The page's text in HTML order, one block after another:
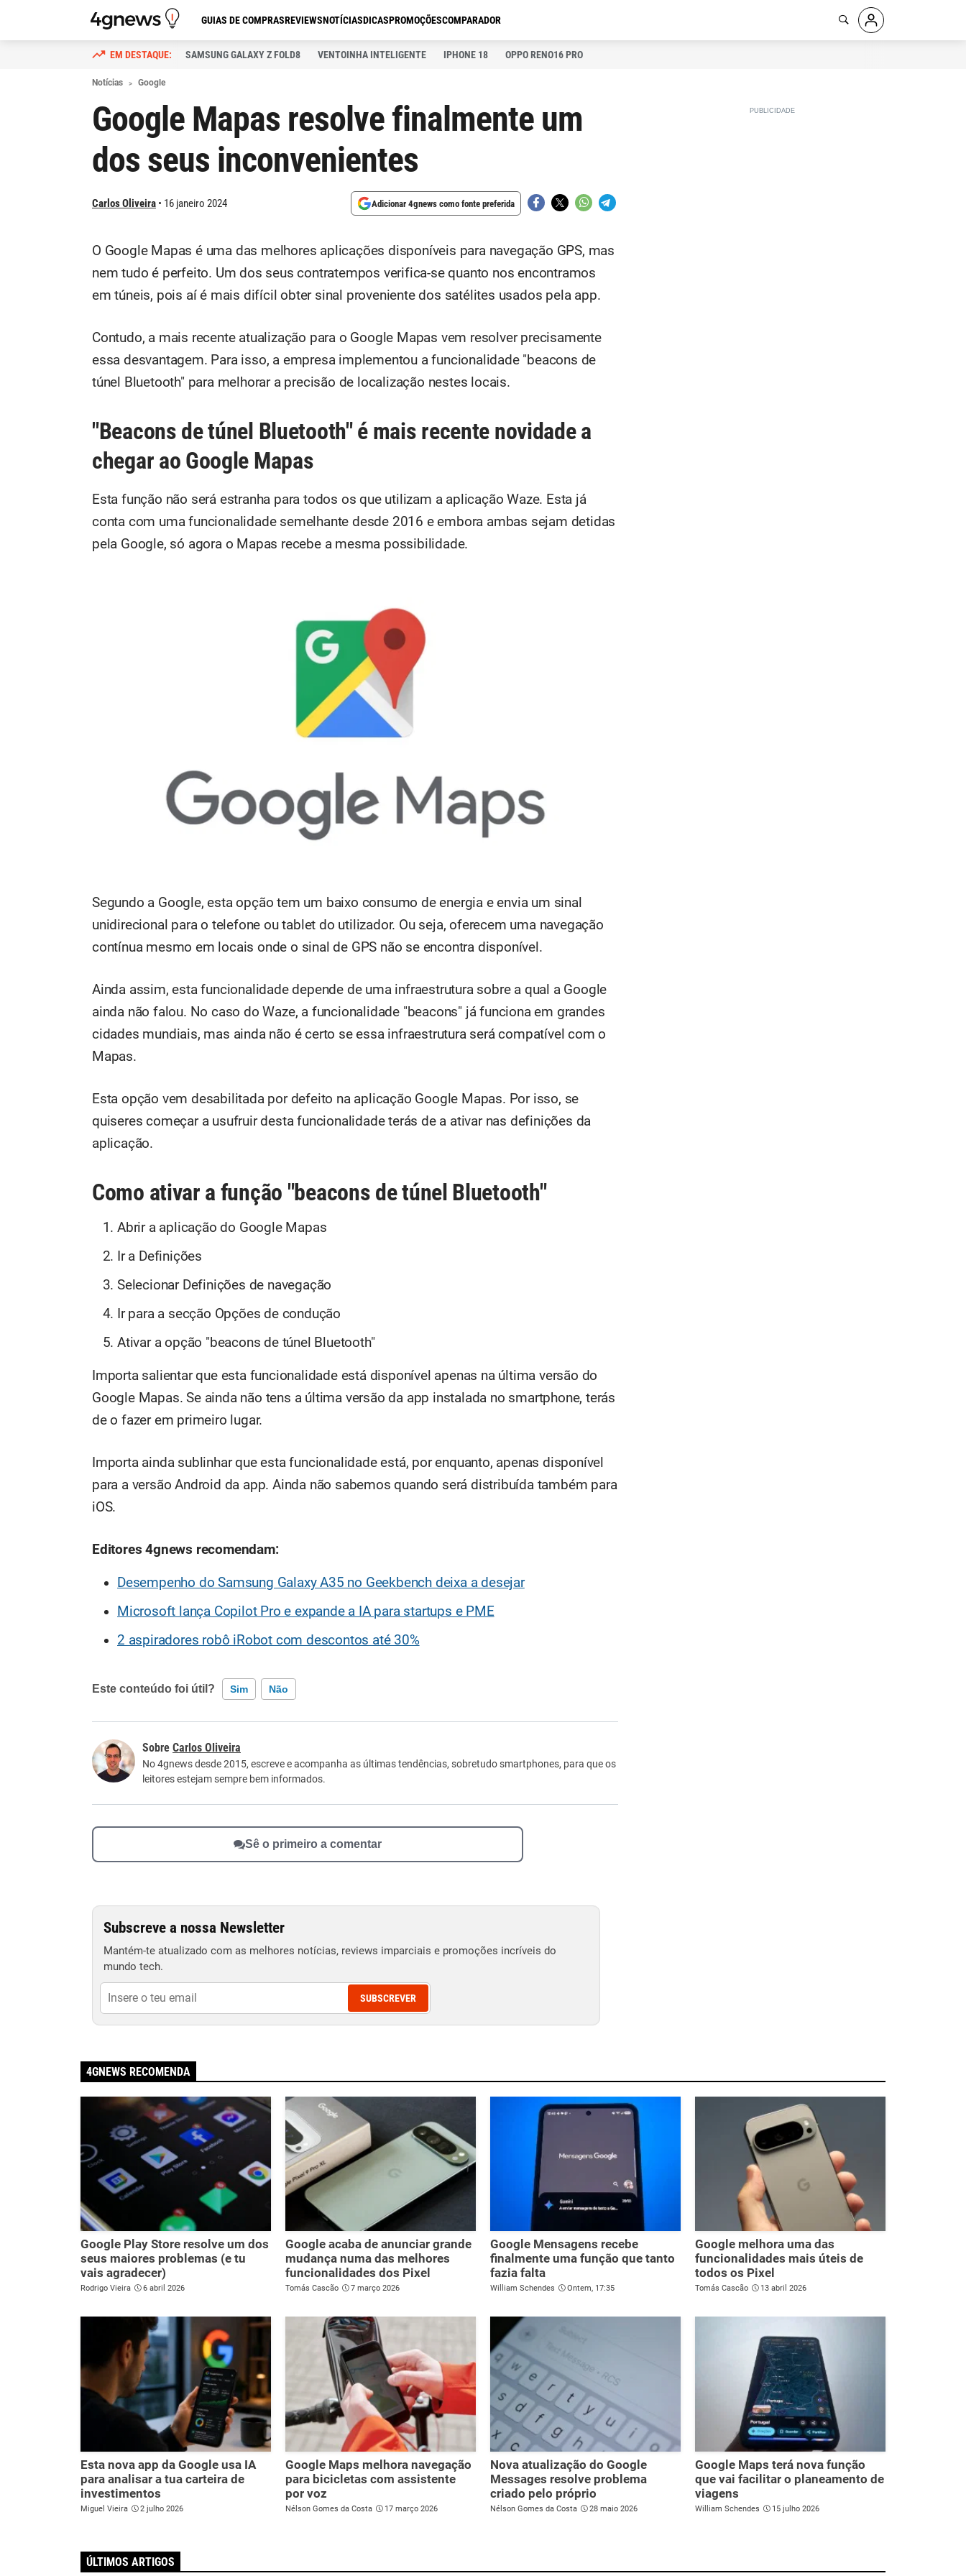
GUIAS DE COMPRASREVIEWSNOTÍCIASDICASPROMOÇÕESCOMPARADOR
SAMSUNG GALAXY Z FOLD8 VENTOINHA INTELIGENTE IPHONE 18 OPPO RENO16 PRO
Notícias Google
Google Mapas resolve finalmente um
dos seus inconvenientes
Carlos Oliveira 16 janeiro 2024 Adicionar 4gnews como fonte preferida
O Google Mapas é uma das melhores aplicações disponíveis para navegação GPS, mas
nem tudo é perfeito. Um dos seus contratempos verifica-se quanto nos encontramos
em túneis, pois aí é mais difícil obter sinal proveniente dos satélites usados pela app.
Contudo, a mais recente atualização para o Google Mapas vem resolver precisamente
essa desvantagem. Para isso, a empresa implementou a funcionalidade "beacons de
túnel Bluetooth" para melhorar a precisão de localização nestes locais.
"Beacons de túnel Bluetooth" é mais recente novidade a
chegar ao Google Mapas
Esta função não será estranha para todos os que utilizam a aplicação Waze. Esta já
conta com uma funcionalidade semelhante desde 2016 e embora ambas sejam detidas
pela Google, só agora o Mapas recebe a mesma possibilidade.
Segundo a Google, esta opção tem um baixo consumo de energia e envia um sinal
unidirecional para o telefone ou tablet do utilizador. Ou seja, oferecem uma navegação
contínua mesmo em locais onde o sinal de GPS não se encontra disponível.
Ainda assim, esta funcionalidade depende de uma infraestrutura sobre a qual a Google
ainda não falou. No caso do Waze, a funcionalidade "beacons" já funciona em grandes
cidades mundiais, mas ainda não é certo se essa infraestrutura será compatível com o
Mapas.
Esta opção vem desabilitada por defeito na aplicação Google Mapas. Por isso, se
quiseres começar a usufruir desta funcionalidade terás de a ativar nas definições da
aplicação.
Como ativar a função "beacons de túnel Bluetooth"
Abrir a aplicação do Google Mapas
Ir a Definições
Selecionar Definições de navegação
Ir para a secção Opções de condução
Ativar a opção "beacons de túnel Bluetooth"
Importa salientar que esta funcionalidade está disponível apenas na última versão do
Google Mapas. Se ainda não tens a última versão da app instalada no smartphone, terás
de o fazer em primeiro lugar.
Importa ainda sublinhar que esta funcionalidade está, por enquanto, apenas disponível
para a versão Android da app. Ainda não sabemos quando será distribuída também para
iOS.
Editores 4gnews recomendam:
Desempenho do Samsung Galaxy A35 no Geekbench deixa a desejar
Microsoft lança Copilot Pro e expande a IA para startups e PME
2 aspiradores robô iRobot com descontos até 30%
Este conteúdo foi útil? Sim Não
Este conteúdo não tem a informação que procuro
Carlos Oliveira
No 4gnews desde 2015, escreve e acompanha as últimas tendências, sobretudo smartphones, para que os
leitores estejam sempre bem informados.
Sê o primeiro a comentar
Subscreve a nossa Newsletter
Mantém-te atualizado com as melhores notícias, reviews imparciais e promoções incríveis do
mundo tech.
SUBSCREVER
4GNEWS RECOMENDA
Google Play Store resolve um dos
seus maiores problemas (e tu
vais agradecer)
Rodrigo Vieira 6 abril 2026
Google acaba de anunciar grande
mudança numa das melhores
funcionalidades dos Pixel
Tomás Cascão 7 março 2026
Google Mensagens recebe
finalmente uma função que tanto
fazia falta
William Schendes Ontem, 17:35
Google melhora uma das
funcionalidades mais úteis de
todos os Pixel
Tomás Cascão 13 abril 2026
Esta nova app da Google usa IA
para analisar a tua carteira de
investimentos
Miguel Vieira 2 julho 2026
Google Maps melhora navegação
para bicicletas com assistente
por voz
Nélson Gomes da Costa 17 março 2026
Nova atualização do Google
Messages resolve problema
criado pelo próprio
Nélson Gomes da Costa 28 maio 2026
Google Maps terá nova função
que vai facilitar o planeamento de
viagens
William Schendes 15 julho 2026
ÚLTIMOS ARTIGOS